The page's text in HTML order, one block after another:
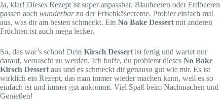
Ja, klar! Dieses Rezept ist super anpassbar. Blaubeeren oder Erdbeeren
passen auch wunderbarzu der Frischkäsecreme. Probier einfach mal
aus, was dir am besten schmeckt. Ein No Bake Dessert mit anderen
Früchten ist auch mega lecker.
So, das war’s schon! Dein Kirsch Dessert ist fertig und wartet nur
darauf, vernascht zu werden. Ich hoffe, du probierst dieses No Bake
Kirsch Dessert aus und es schmeckt dir genauso gut wie mir. Es ist
wirklich ein Rezept, das man immer wieder machen kann, weil es so
einfach ist und immer gut ankommt. Viel Spaß beim Nachmachen und
Genießen!